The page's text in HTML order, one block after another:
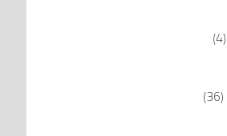
(4)
(36)